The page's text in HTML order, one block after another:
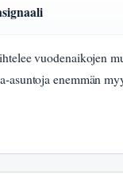
vuodenaikojen
asuntoja enemmän